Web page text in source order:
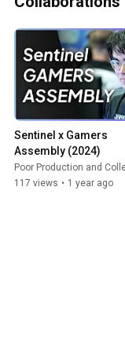
Sentinel x Gamers
Assembly (2024)
Poor Production and
117 views • 1 year ago